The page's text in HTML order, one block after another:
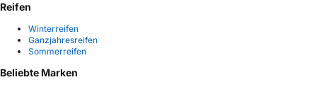
Reifen
Winterreifen
Ganzjahresreifen
Sommerreifen
Beliebte Marken